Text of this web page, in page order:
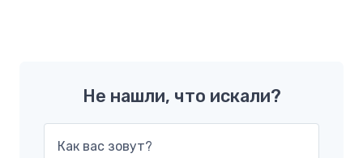
Не нашли, что искали?
Как вас зовут?